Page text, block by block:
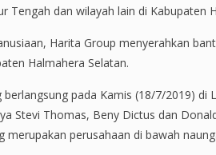
Tengah dan wilayah lain di Kabupaten
Harita Group menyerahkan
Halmahera Selatan.
pada Kamis (18/7/2019) di
Stevi Thomas, Beny Dictus dan
perusahaan di bawah